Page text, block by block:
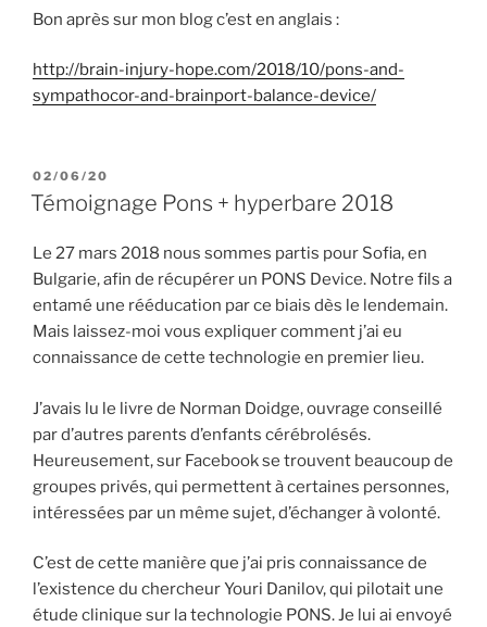
Bon après sur mon blog c’est en anglais :
http://brain-injury-hope.com/2018/10/pons-and-
sympathocor-and-brainport-balance-device/
PUBLIÉ
LE
02/06/20
Témoignage Pons + hyperbare 2018
Le 27 mars 2018 nous sommes partis pour Sofia, en
Bulgarie, afin de récupérer un PONS Device. Notre fils a
entamé une rééducation par ce biais dès le lendemain.
Mais laissez-moi vous expliquer comment j’ai eu
connaissance de cette technologie en premier lieu.
J’avais lu le livre de Norman Doidge, ouvrage conseillé
par d’autres parents d’enfants cérébrolésés.
Heureusement, sur Facebook se trouvent beaucoup de
groupes privés, qui permettent à certaines personnes,
intéressées par un même sujet, d’échanger à volonté.
C’est de cette manière que j’ai pris connaissance de
l’existence du chercheur Youri Danilov, qui pilotait une
étude clinique sur la technologie PONS. Je lui ai envoyé